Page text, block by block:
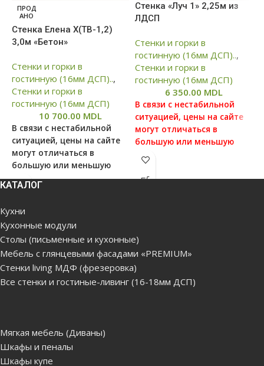
ПРОД
АНО
Стенка Елена Х(ТВ-1,2)
3,0м «Бетон»
Стенки и горки в
гостинную (16мм ДСП)..,
Стенки и горки в
гостинную (16мм ДСП)
10 700.00 MDL
В связи с нестабильной
ситуацией, цены на сайте
могут отличаться в
большую или меньшую
степень от реальных цен,
просим вас уточнять цену у
этого можете связаться с
нами по данным которые
указаны в отделе
«Контакты»
Цена без сборки и
доставки(бесплатная
районы платная)
Продукция поставляется в
Стенка «Луч 1» 2,25м из
ЛДСП
Стенки и горки в
гостинную (16мм ДСП)..,
Стенки и горки в
гостинную (16мм ДСП)
6 350.00 MDL
В связи с нестабильной
ситуацией, цены на сайте
могут отличаться в
большую или меньшую
степень от реальных цен,
просим вас уточнять цену у
наших менеджеров, для
Цена без сборки и
доставки(бесплатная
доставка по Кишиневу,
Яловенам от 5000лей.
КАТАЛОГ
Кухни
Кухонные модули
Столы (письменные и кухонные)
Мебель с глянцевыми фасадами «PREMIUM»
Стенки living МДФ (фрезеровка)
Все стенки и гостиные-ливинг (16-18мм ДСП)
Мягкая мебель (Диваны)
Шкафы и пеналы
Шкафы купе